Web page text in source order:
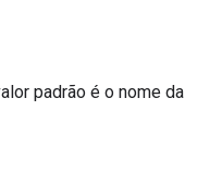
padrão é o nome da